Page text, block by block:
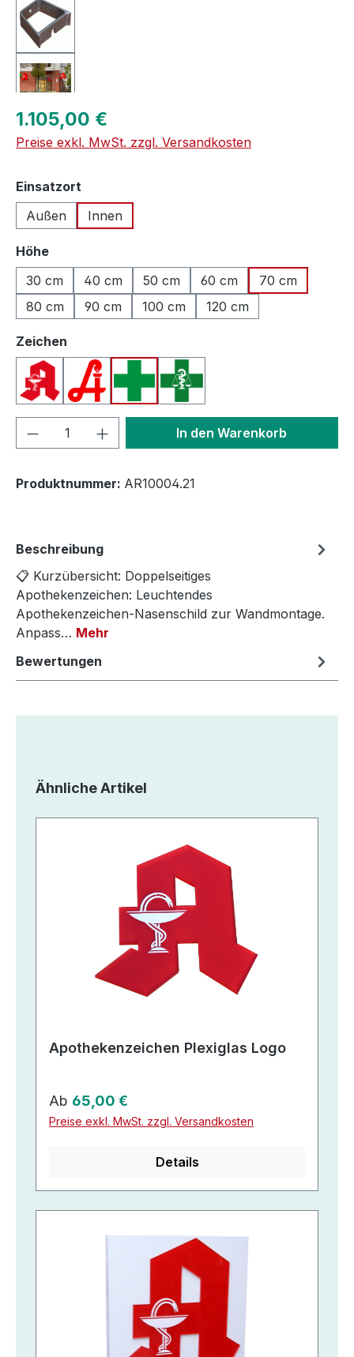
Regulärer Preis:
1.105,00 €
Preise exkl. MwSt. zzgl. Versandkosten
Einsatzort
Außen
Innen
Höheauswählen
30 cm
40 cm 50 cm 60 cm
70 cm
80 cm
90 cm 100 cm 120 cm
Zeichen
Apotheken A (Deutschland)
Apotheken A (Österreich)
Apothekenkreuz (International)
Apothekenkreuz (Schweiz)
Produkt Anzahl: Gib denIn den Warenkorb
Produktnummer: AR10004.21
Beschreibung
📋 Kurzübersicht: Doppelseitiges
Apothekenzeichen: Leuchtendes
Apothekenzeichen-Nasenschild zur Wandmontage.
Anpass… Mehr
Bewertungen
Produktgalerie überspringen
Ähnliche Artikel
Apothekenzeichen Plexiglas Logo
Regulärer Preis:
Ab 65,00 €
Preise exkl. MwSt. zzgl. Versandkosten
Details